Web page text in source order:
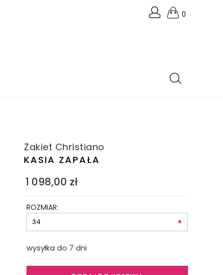
0
Żakiet Christiano
KASIA ZAPAŁA
1 098,00 zł
ROZMIAR:
wysyłka do 7 dni